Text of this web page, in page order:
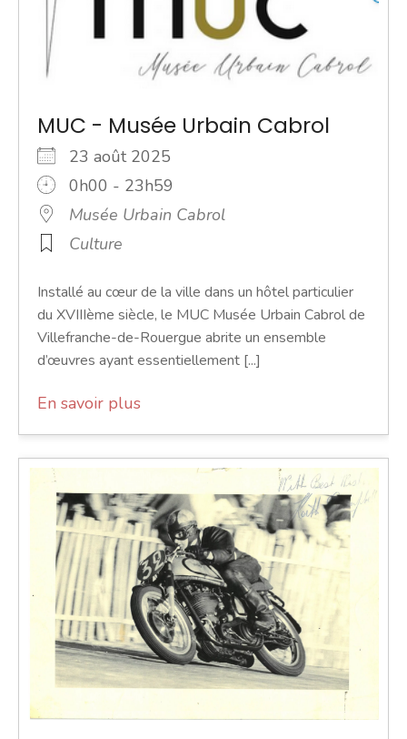
MUC - Musée Urbain Cabrol
23 août 2025
0h00 - 23h59
Musée Urbain Cabrol
Culture
Installé au cœur de la ville dans un hôtel particulier
du XVIIIème siècle, le MUC Musée Urbain Cabrol de
Villefranche-de-Rouergue abrite un ensemble
d’œuvres ayant essentiellement [...]
En savoir plus